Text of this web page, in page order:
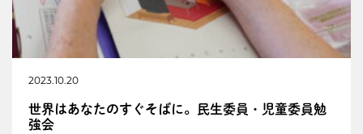
2023.10.20
世界はあなたのすぐそばに。民生委員・児童委員勉
強会